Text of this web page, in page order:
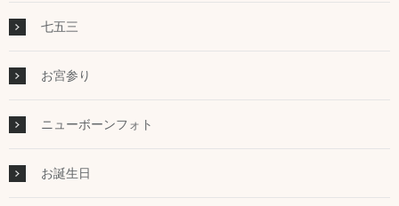
七五三
お宮参り
ニューボーンフォト
お誕生日